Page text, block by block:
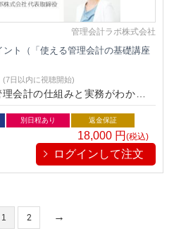
管理会計ラボ株式会社
ント（「使える管理会計の基礎講座
(7日以内に視聴開始)
会計の仕組みと実務がわかる本
お馴染みの実務家会計士 梅澤真由
予算作成の実務ポイントを解説
別日程あり 返金保証
18,000 円(税込)
ログインして注文
1 2